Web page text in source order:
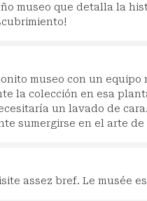
museo que detalla la
museo con un equipo
la colección en esa
un lavado de
sumergirse en el arte
assez bref. Le musée